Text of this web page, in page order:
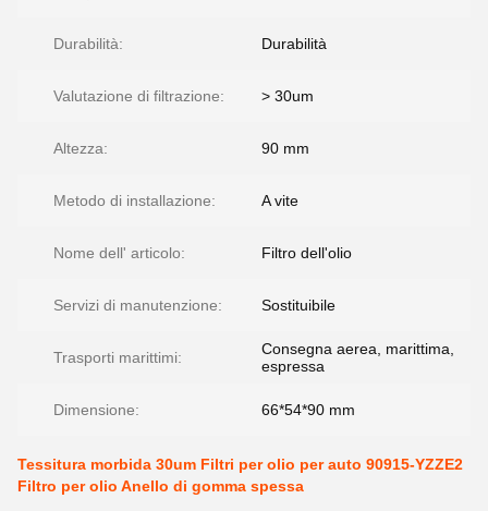
Durabilità: Durabilità
Valutazione di filtrazione: > 30um
Altezza: 90 mm
Metodo di installazione: A vite
Nome dell' articolo: Filtro dell'olio
Servizi di manutenzione: Sostituibile
Trasporti marittimi:
Consegna aerea, marittima,
espressa
Dimensione: 66*54*90 mm
Tessitura morbida 30um Filtri per olio per auto 90915-YZZE2
Filtro per olio Anello di gomma spessa